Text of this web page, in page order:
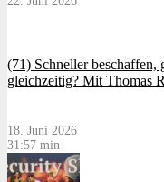
(71) Schneller beschaffen,
gleichzeitig? Mit Thomas
18. Juni 2026
31:57 min